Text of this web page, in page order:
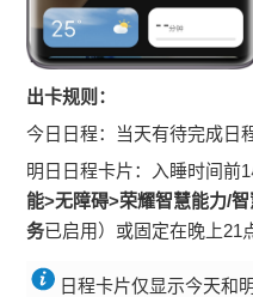
出卡规则：
今日日程：当天有待完成日
明日日程卡片：入睡时间前
能>无障碍>荣耀智慧能力/智
务已启用）或固定在晚上21
日程卡片仅显示今天和